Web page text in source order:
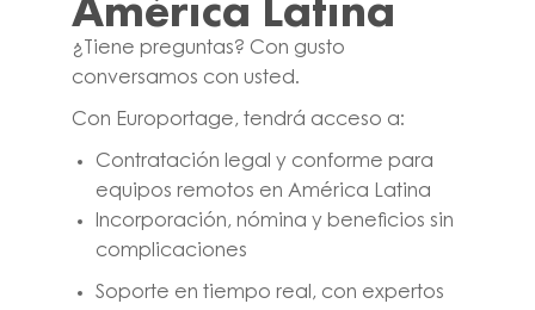
¿Tiene preguntas? Con gusto
conversamos con usted.
Con Europortage, tendrá acceso a:
Contratación legal y conforme para
equipos remotos en América Latina
Incorporación, nómina y beneficios sin
complicaciones
Soporte en tiempo real, con expertos